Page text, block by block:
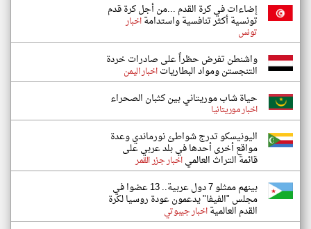
إضاءات في كرة القدم ...من أجل كرة قدم
تونسية أكثر تنافسية واستدامةاخبار
تونس
واشنطن تفرض حظراً على صادرات خردة
التنجستن ومواد البطارياتاخبار اليمن
حياة شاب موريتاني بين كثبان الصحراء
اخبار موريتانيا
اليونيسكو تدرج شواطئ نورماندي وعدة
مواقع أخرى أحدها في بلد عربي على
قائمة التراث العالمياخبار جزر القمر
بينهم ممثلو 7 دول عربية.. 13 عضوا في
مجلس "الفيفا" يدعمون عودة روسيا لكرة
القدم العالميةاخبار جيبوتي